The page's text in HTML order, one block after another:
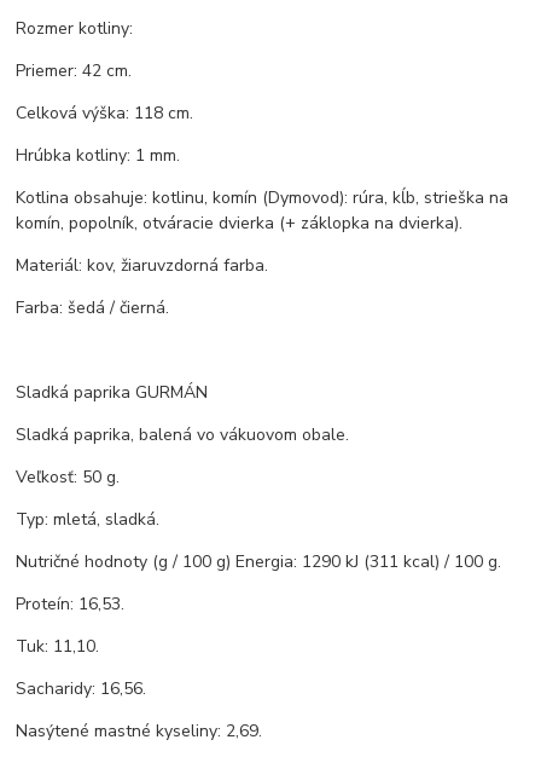
Rozmer kotliny:
Priemer: 42 cm.
Celková výška: 118 cm.
Hrúbka kotliny: 1 mm.
Kotlina obsahuje: kotlinu, komín (Dymovod): rúra, kĺb, strieška na
komín, popolník, otváracie dvierka (+ záklopka na dvierka).
Materiál: kov, žiaruvzdorná farba.
Farba: šedá / čierná.
Sladká paprika GURMÁN
Sladká paprika, balená vo vákuovom obale.
Veľkosť: 50 g.
Typ: mletá, sladká.
Nutričné hodnoty (g / 100 g) Energia: 1290 kJ (311 kcal) / 100 g.
Proteín: 16,53.
Tuk: 11,10.
Sacharidy: 16,56.
Nasýtené mastné kyseliny: 2,69.